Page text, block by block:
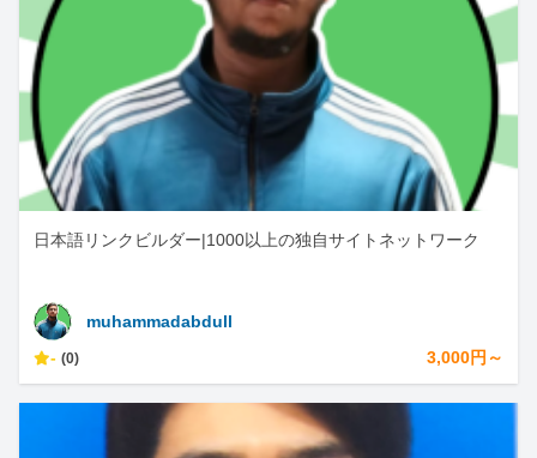
日本語リンクビルダー|1000以上の独自サイトネットワーク
muhammadabdull
- (0) 3,000円～